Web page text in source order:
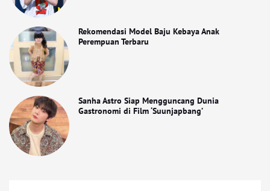
Rekomendasi Model Baju Kebaya Anak
Perempuan Terbaru
Sanha Astro Siap Mengguncang Dunia
Gastronomi di Film ‘Suunjapbang’